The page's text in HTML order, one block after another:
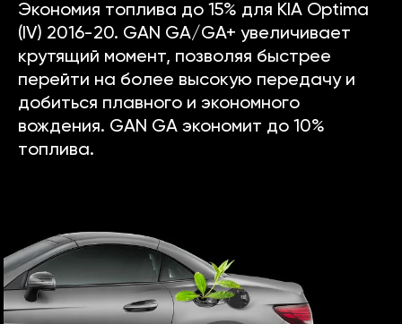
Экономия топлива до 15% для KIA Optima
(IV) 2016-20. GAN GA/GA+ увеличивает
крутящий момент, позволяя быстрее
перейти на более высокую передачу и
добиться плавного и экономного
вождения. GAN GA экономит до 10%
топлива.